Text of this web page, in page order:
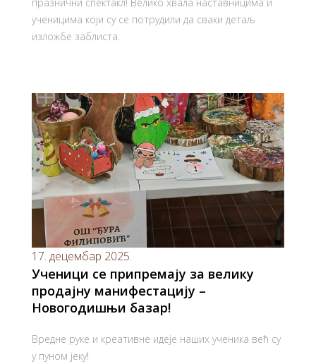
ученицима који су се потрудили да сваки детаљ
изложбе заблиста.
17. децембар 2025.
Ученици се припремају за велику
продајну манифестацију –
Новогодишњи базар!
Вредне руке и креативне идеје наших ученика већ су
у пуном јеку!